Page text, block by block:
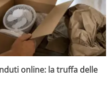
online: la truffa delle